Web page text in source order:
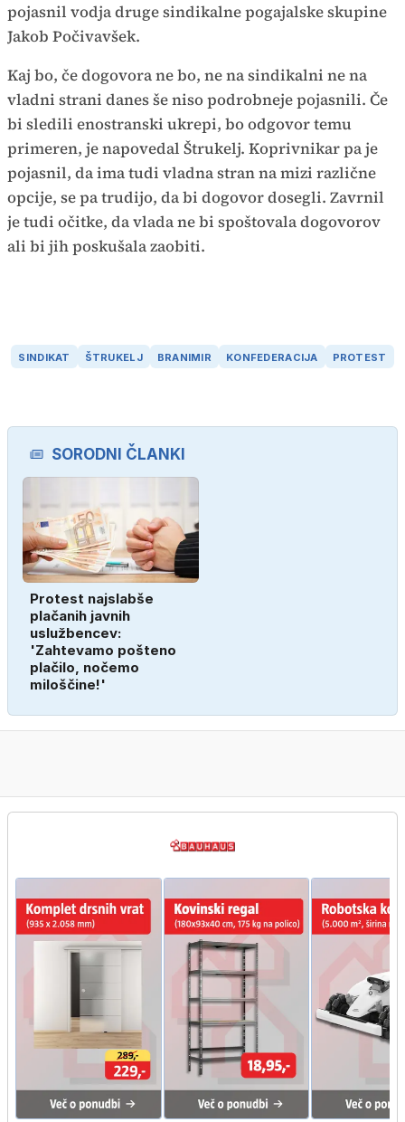
pojasnil vodja druge sindikalne pogajalske skupine
Jakob Počivavšek.
Kaj bo, če dogovora ne bo, ne na sindikalni ne na
vladni strani danes še niso podrobneje pojasnili. Če
bi sledili enostranski ukrepi, bo odgovor temu
primeren, je napovedal Štrukelj. Koprivnikar pa je
pojasnil, da ima tudi vladna stran na mizi različne
opcije, se pa trudijo, da bi dogovor dosegli. Zavrnil
je tudi očitke, da vlada ne bi spoštovala dogovorov
ali bi jih poskušala zaobiti.
SINDIKAT ŠTRUKELJ BRANIMIR KONFEDERACIJA PROTEST
SORODNI ČLANKI
Protest najslabše
plačanih javnih
uslužbencev:
'Zahtevamo pošteno
plačilo, nočemo
miloščine!'